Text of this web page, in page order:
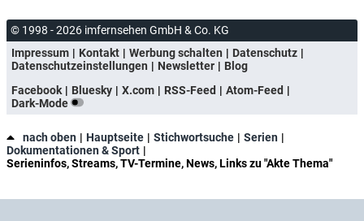
© 1998 - 2026 imfernsehen GmbH & Co. KG
Impressum
Kontakt Werbung schalten
Datenschutz
Datenschutzeinstellungen
Newsletter
Blog
Facebook
Bluesky X.com RSS-Feed
Atom-Feed
Dark-Mode
nach oben Hauptseite Stichwortsuche
Serien
Dokumentationen & Sport
Serieninfos, Streams, TV-Termine, News, Links zu "Akte Thema"